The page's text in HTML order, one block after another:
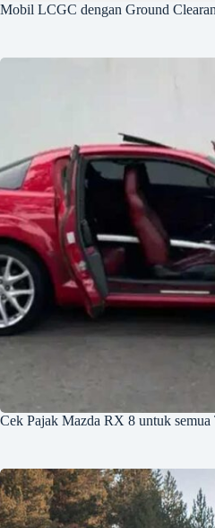
Mobil LCGC dengan Ground
Cek Pajak Mazda RX 8 untuk semua